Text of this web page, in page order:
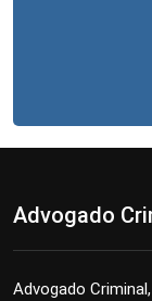
Advogado
Advogado